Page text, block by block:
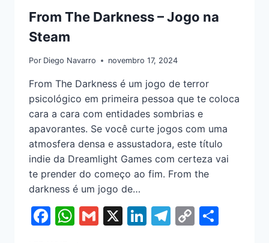
From The Darkness – Jogo na
Steam
Por Diego Navarro novembro 17, 2024
From The Darkness é um jogo de terror
psicológico em primeira pessoa que te coloca
cara a cara com entidades sombrias e
apavorantes. Se você curte jogos com uma
atmosfera densa e assustadora, este título
indie da Dreamlight Games com certeza vai
te prender do começo ao fim. From the
darkness é um jogo de…
Facebook
WhatsApp
Gmail
X LinkedIn
Telegram
Copy